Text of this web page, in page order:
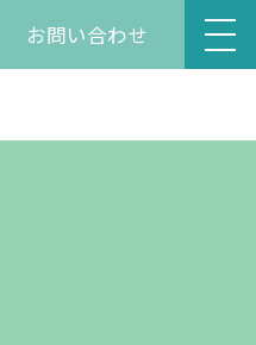
お問い合わせ